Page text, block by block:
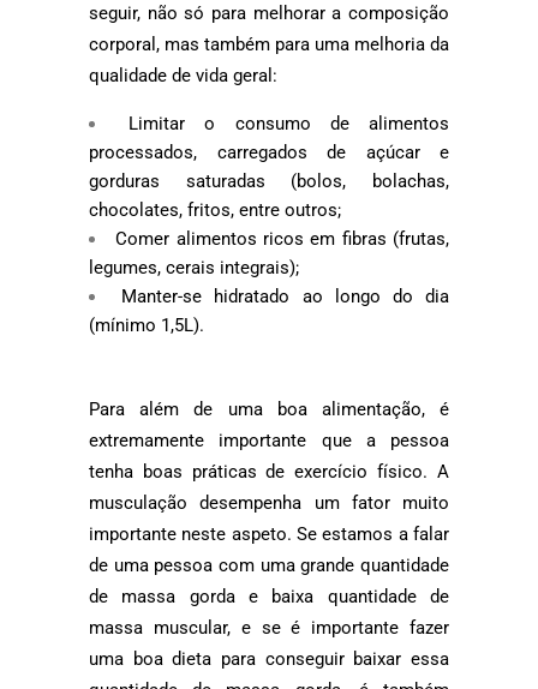
seguir, não só para melhorar a composição
corporal, mas também para uma melhoria da
qualidade de vida geral:
Limitar o consumo de alimentos
processados, carregados de açúcar e
gorduras saturadas (bolos, bolachas,
chocolates, fritos, entre outros;
Comer alimentos ricos em fibras (frutas,
legumes, cerais integrais);
Manter-se hidratado ao longo do dia
(mínimo 1,5L).
Para além de uma boa alimentação, é
extremamente importante que a pessoa
tenha boas práticas de exercício físico. A
musculação desempenha um fator muito
importante neste aspeto. Se estamos a falar
de uma pessoa com uma grande quantidade
de massa gorda e baixa quantidade de
massa muscular, e se é importante fazer
uma boa dieta para conseguir baixar essa